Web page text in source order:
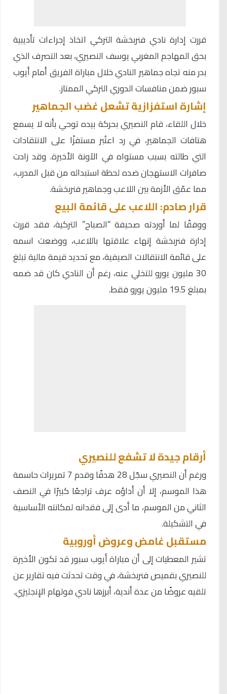
قررت إدارة نادي فنربخشة التركي اتخاذ إجراءات تأديبية
بحق المهاجم المغربييوسف النصيري، بعد التصرف الذي
بدر منه تجاه جماهير النادي خلال مباراة الفريق أمام أيوب
سبور ضمن منافسات الدوري التركي الممتاز.
إشارة استفزازية تشعل غضب الجماهير
خلال اللقاء، قام النصيري بحركة بيده توحي بأنه لا يسمع
هتافات الجماهير، في رد اعتُبر مستفزًا على الانتقادات
التي طالته بسبب مستواه في الآونة الأخيرة. وقد زادت
صافرات الاستهجان ضده لحظة استبداله من قبل المدرب،
مما عمّق الأزمة بين اللاعب وجماهير فنربخشة.
قرار صادم: اللاعب على قائمة البيع
ووفقًا لما أوردته صحيفة “الصباح” التركية، فقد قررت
إدارة فنربخشة إنهاء علاقتها باللاعب، ووضعت اسمه
على قائمة الانتقالات الصيفية، مع تحديد قيمة مالية تبلغ
30 مليون يورو للتخلي عنه، رغم أن النادي كان قد ضمه
بمبلغ 19.5 مليون يورو فقط.
أرقام جيدة لا تشفع للنصيري
ورغم أن النصيري سجّل 28 هدفًا وقدم 7 تمريرات حاسمة
هذا الموسم، إلا أن أداؤه عرف تراجعًا كبيرًا في النصف
الثاني من الموسم، ما أدى إلى فقدانه لمكانته الأساسية
في التشكيلة.
مستقبل غامض وعروض أوروبية
تشير المعطيات إلى أن مباراة أيوب سبور قد تكون الأخيرة
للنصيري بقميص فنربخشة، في وقت تحدثت فيه تقارير عن
تلقيه عروضًا من عدة أندية، أبرزها نادي فولهام الإنجليزي.